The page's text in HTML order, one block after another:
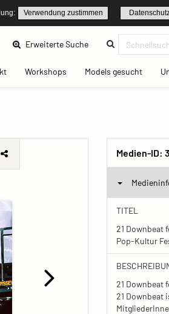
Verwendung zustimmen
Erweiterte Suche(current)
(current)Workshops(current)Models gesucht
Medien-ID:
TITEL
21 Downbeat
Pop-Kultur
21 Downbeat
21 Downbeat